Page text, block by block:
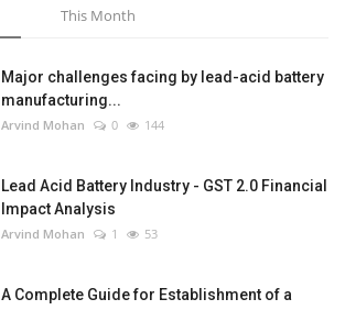
This Month
Major challenges facing by lead-acid battery
manufacturing...
Arvind Mohan 0 144
Lead Acid Battery Industry - GST 2.0 Financial
Impact Analysis
Arvind Mohan 1 53
A Complete Guide for Establishment of a